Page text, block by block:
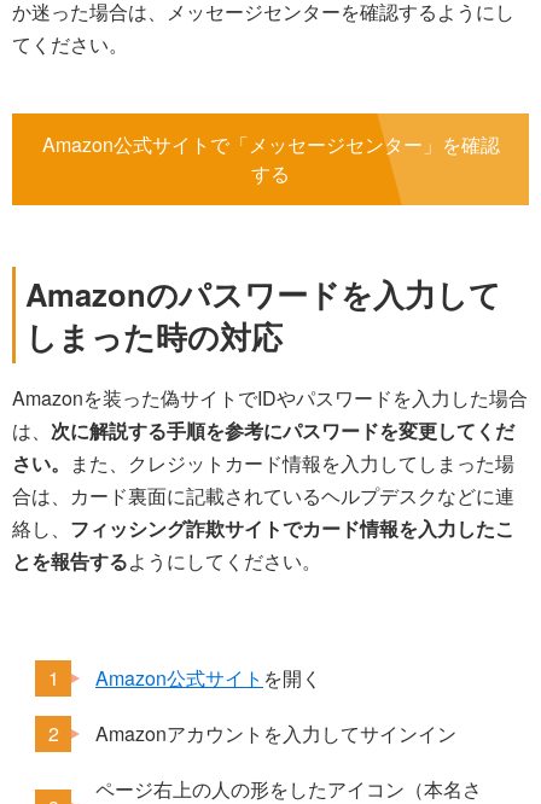
か迷った場合は、メッセージセンターを確認するようにし
てください。
Amazon公式サイトで「メッセージセンター」を確認
する
Amazonのパスワードを入力して
しまった時の対応
Amazonを装った偽サイトでIDやパスワードを入力した場合
は、 次に解説する手順を参考にパスワードを変更してくだ
さい。 また、クレジットカード情報を入力してしまった場
合は、カード裏面に記載されているヘルプデスクなどに連
絡し、 フィッシング詐欺サイトでカード情報を入力したこ
とを報告するようにしてください。
Amazon公式サイト を開く
Amazonアカウントを入力してサインイン
ページ右上の人の形をしたアイコン（本名さ